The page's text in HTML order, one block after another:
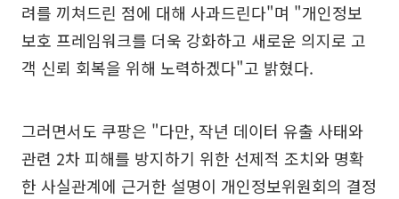
려를 끼쳐드린 점에 대해 사과드린다"며 "개인정보
보호 프레임워크를 더욱 강화하고 새로운 의지로 고
객 신뢰 회복을 위해 노력하겠다"고 밝혔다.
그러면서도 쿠팡은 "다만, 작년 데이터 유출 사태와
관련 2차 피해를 방지하기 위한 선제적 조치와 명확
한 사실관계에 근거한 설명이 개인정보위원회의 결정